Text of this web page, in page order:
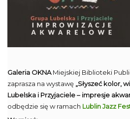
Galeria OKNAMiejskiej Biblioteki
zaprasza na wystawę „Słyszeć kolor,
Lubelska i Przyjaciele – impresje
odbędzie się w ramach Lublin Jazz